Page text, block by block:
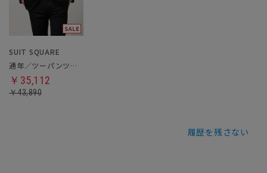
SUIT SQUARE
通年／ツーパンツスーツ
￥35,112
￥43,890
履歴を残さない